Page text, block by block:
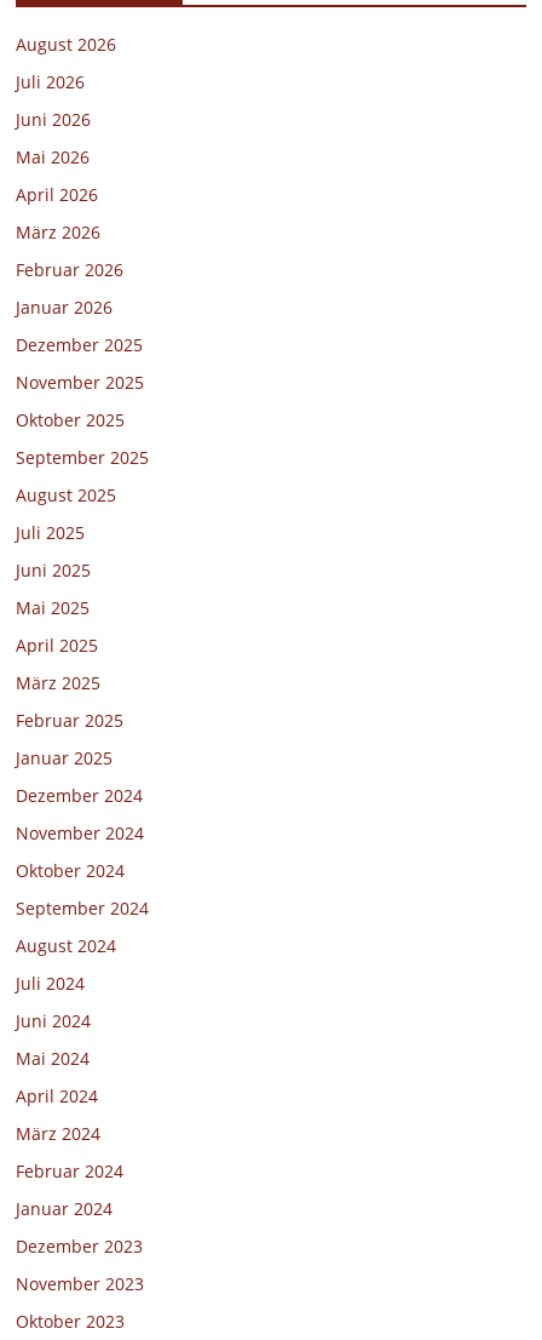
August 2026
Juli 2026
Juni 2026
Mai 2026
April 2026
März 2026
Februar 2026
Januar 2026
Dezember 2025
November 2025
Oktober 2025
September 2025
August 2025
Juli 2025
Juni 2025
Mai 2025
April 2025
März 2025
Februar 2025
Januar 2025
Dezember 2024
November 2024
Oktober 2024
September 2024
August 2024
Juli 2024
Juni 2024
Mai 2024
April 2024
März 2024
Februar 2024
Januar 2024
Dezember 2023
November 2023
Oktober 2023